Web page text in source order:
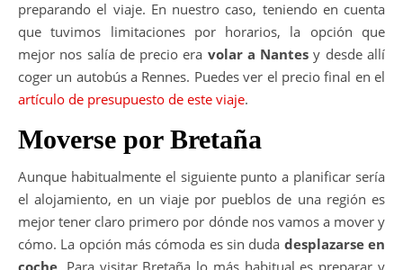
preparando el viaje. En nuestro caso, teniendo en cuenta
que tuvimos limitaciones por horarios, la opción que
mejor nos salía de precio era volar a Nantes y desde allí
coger un autobús a Rennes. Puedes ver el precio final en el
artículo de presupuesto de este viaje.
Moverse por Bretaña
Aunque habitualmente el siguiente punto a planificar sería
el alojamiento, en un viaje por pueblos de una región es
mejor tener claro primero por dónde nos vamos a mover y
cómo. La opción más cómoda es sin duda desplazarse en
coche. Para visitar Bretaña lo más habitual es preparar y